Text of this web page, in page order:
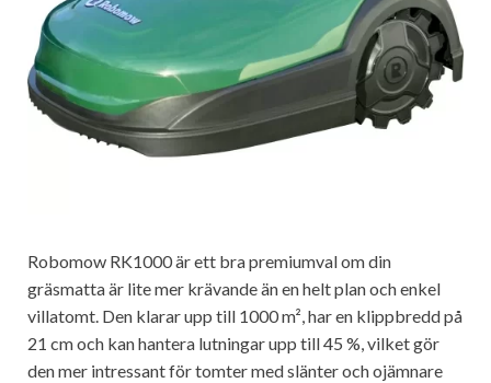
Robomow RK1000 är ett bra premiumval om din
gräsmatta är lite mer krävande än en helt plan och enkel
villatomt. Den klarar upp till 1000 m², har en klippbredd på
21 cm och kan hantera lutningar upp till 45 %, vilket gör
den mer intressant för tomter med slänter och ojämnare